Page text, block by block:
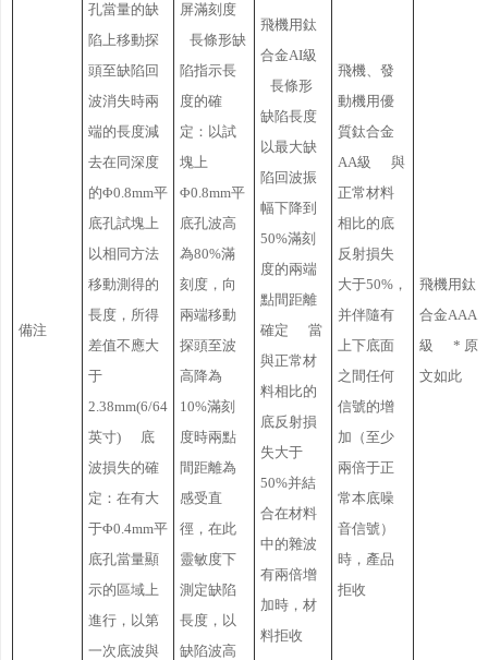
備注
孔當量的缺
陷上移動探
頭至缺陷回
波消失時兩
端的長度減
去在同深度
的Φ0.8mm平
底孔試塊上
以相同方法
移動測得的
長度，所得
差值不應大
于
2.38mm(6/64
英寸) 底
波損失的確
定：在有大
于Φ0.4mm平
底孔當量顯
示的區域上
進行，以第
一次底波與
屏滿刻度
長條形缺
陷指示長
度的確
定：以試
塊上
Φ0.8mm平
底孔波高
為80%滿
刻度，向
兩端移動
探頭至波
高降為
10%滿刻
度時兩點
間距離為
感受直
徑，在此
靈敏度下
測定缺陷
長度，以
缺陷波高
飛機用鈦
合金AI級
長條形
缺陷長度
以最大缺
陷回波振
幅下降到
50%滿刻
度的兩端
點間距離
確定 當
與正常材
料相比的
底反射損
失大于
50%并結
合在材料
中的雜波
有兩倍增
加時，材
料拒收
飛機、發
動機用優
質鈦合金
AA級 與
正常材料
相比的底
反射損失
大于50%，
并伴隨有
上下底面
之間任何
信號的增
加（至少
兩倍于正
常本底噪
音信號）
時，產品
拒收
飛機用鈦
合金AAA
級 * 原
文如此